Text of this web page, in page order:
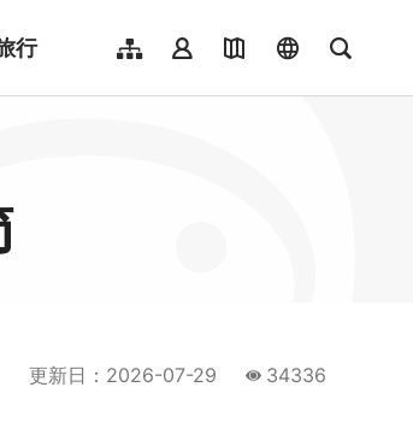
行
網站導覽會員登入地圖導覽language全文檢
更新日 ： 2026-07-29
瀏覽量
34336